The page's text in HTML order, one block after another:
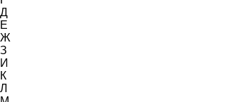
Д
Е
Ж
З
И
К
Л